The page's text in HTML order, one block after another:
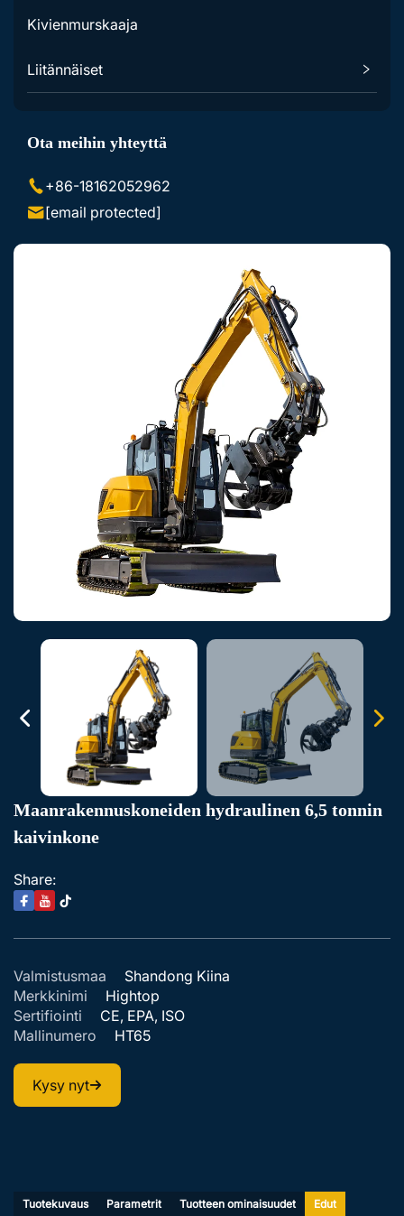
Kivienmurskaaja
Liitännäiset
Luistovaunun Lisävarusteet
Ota meihin yhteyttä
+86-18162052962
[email protected]
Maanrakennuskoneiden hydraulinen 6,5 tonnin
kaivinkone
Share:
Valmistusmaa
Shandong Kiina
Merkkinimi
Hightop
Sertifiointi
CE, EPA, ISO
Mallinumero
HT65
Kysy nyt
Tuotekuvaus Parametrit Tuotteen ominaisuudet Edut